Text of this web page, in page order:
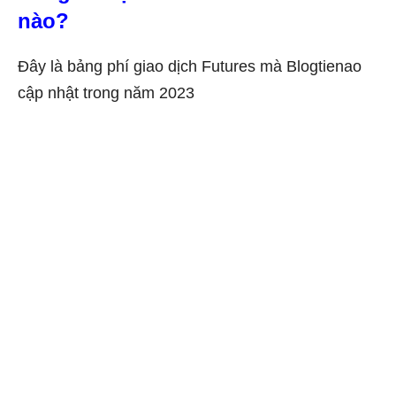
nào?
Đây là bảng phí giao dịch Futures mà Blogtienao
cập nhật trong năm 2023